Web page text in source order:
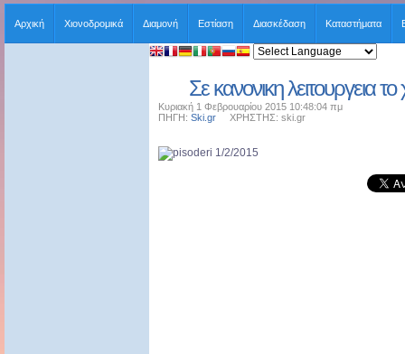
Αρχική Χιονοδρομικά Διαμονή Εστίαση Διασκέδαση Καταστήματα
Σε κανονικη λειτουργεια
Κυριακή 1 Φεβρουαρίου 2015 10:48:04 πμ
ΠΗΓΗ: Ski.gr ΧΡΗΣΤΗΣ: ski.gr